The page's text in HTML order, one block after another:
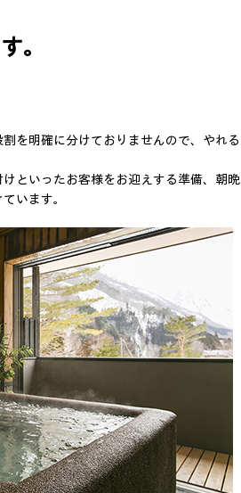
。
を明確に分けておりませんので、やれる
といったお客様をお迎えする準備、朝晩
います。